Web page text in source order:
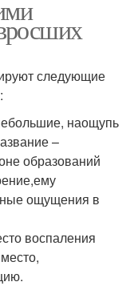
следующие
наощупь
–
образований
ощущения в
воспаления